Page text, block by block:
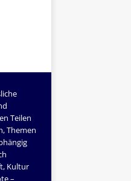
Teilen
Themen
Kultur
–